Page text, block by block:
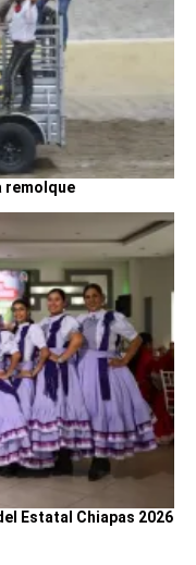
remolque
Estatal Chiapas 2026